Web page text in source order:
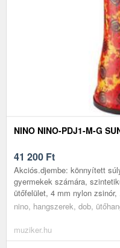
NINO NINO-PDJ1-M-G
41 200 Ft
Akciós.djembe: könnyített
gyermekek számára,
ütőfelület, 4 mm nylon zsinór,
nino, hangszerek, dob,
muziker.hu